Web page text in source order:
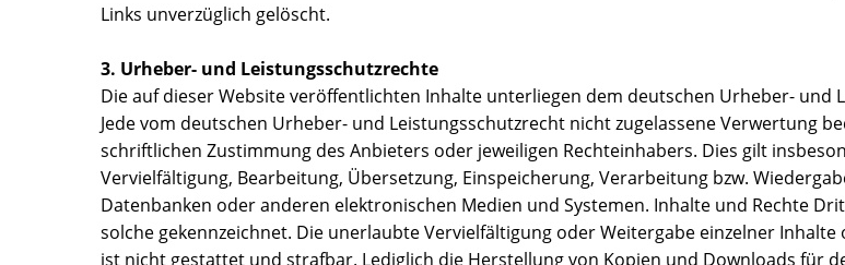
Links unverzüglich gelöscht.
3. Urheber- und Leistungsschutzrechte
Die auf dieser Website veröffentlichten Inhalte unterliegen dem deutschen Urheber- und
Jede vom deutschen Urheber- und Leistungsschutzrecht nicht zugelassene Verwertung
schriftlichen Zustimmung des Anbieters oder jeweiligen Rechteinhabers. Dies gilt
Vervielfältigung, Bearbeitung, Übersetzung, Einspeicherung, Verarbeitung bzw.
Datenbanken oder anderen elektronischen Medien und Systemen. Inhalte und Rechte
solche gekennzeichnet. Die unerlaubte Vervielfältigung oder Weitergabe einzelner
ist nicht gestattet und strafbar. Lediglich die Herstellung von Kopien und Downloads für